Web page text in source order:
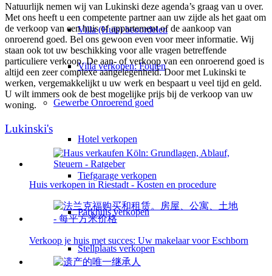
Villa (Huis) beoordelen
Villa verkopen: Fouten
Gewerbe Onroerend goed
Hotel verkopen
Tiefgarage verkopen
Parkhuis verkopen
Stellplaats verkopen
Natuurlijk nemen wij van Lukinski deze agenda’s graag van u over.
Met ons heeft u een competente partner aan uw zijde als het gaat om
de verkoop van een huis of appartement of de aankoop van
onroerend goed. Bel ons gewoon even voor meer informatie. Wij
staan ook tot uw beschikking voor alle vragen betreffende
particuliere verkoop. De aan- of verkoop van een onroerend goed is
altijd een zeer complexe aangelegenheid. Door met Lukinski te
werken, vergemakkelijkt u uw werk en bespaart u veel tijd en geld.
U wilt immers ook de best mogelijke prijs bij de verkoop van uw
woning.
Lukinski's
Huis verkopen in Riestadt - Kosten en procedure
Verkoop je huis met succes: Uw makelaar voor Eschborn